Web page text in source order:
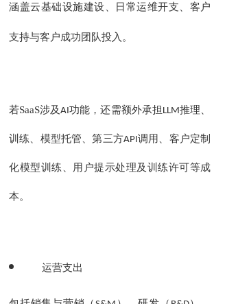
涵盖云基础设施建设 、日常运维开支、客户
支持与客户成功团队投入 。
若SaaS涉及AI功能，还需额外承担 LLM推理
训练、模型托管、第三方API 调用、客户定制
化模型训练、用户提示处理及训练许可等成
本。
运营支出